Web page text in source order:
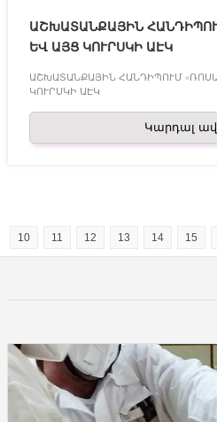
ԱՇԽԱՏԱՆՔԱՅԻՆ
ԵՎ ԱՅՑ ԿՈՒՐՍԿԻ ԱԷԿ
ԱՇԽԱՏԱՆՔԱՅԻՆ ՀԱՆԴԻՊՈՒՄ
ԿՈՒՐՍԿԻ ԱԷԿ
Կարդալ
10 11 12 13 14 15